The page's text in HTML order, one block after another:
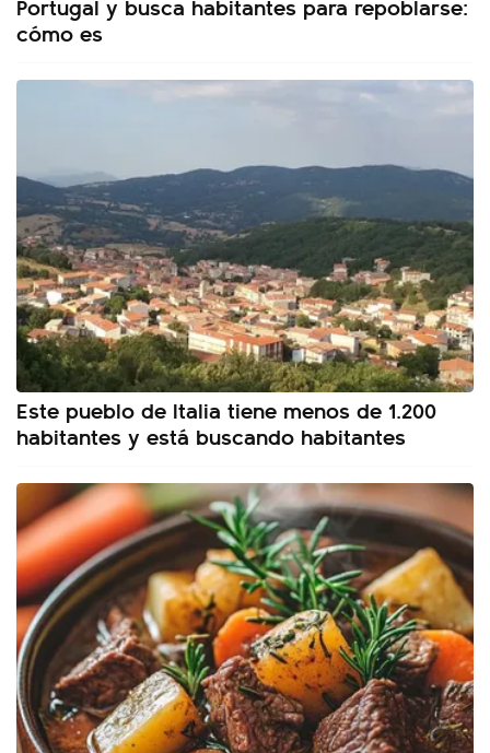
Portugal y busca habitantes para repoblarse:
cómo es
Este pueblo de Italia tiene menos de 1.200
habitantes y está buscando habitantes